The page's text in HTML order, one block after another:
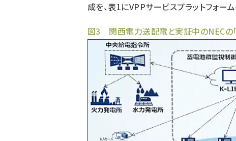
成を、表1にVPPサービスプラットフォー
図3 関西電力送配電と実証中のNECの「